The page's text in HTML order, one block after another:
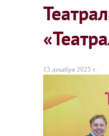
13 декабря 2025 г.